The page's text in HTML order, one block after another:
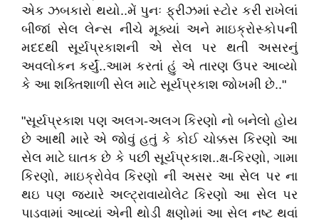
એક ઝબકારો થયો..મેં પુનઃ ફ્રીઝમાં સ્ટોર કરી રાખેલાં
બીજાં સેલ લેન્સ નીચે મૂક્યાં અને માઇક્રોસ્કોપની
મદદથી સૂર્યપ્રકાશની એ સેલ પર થતી અસરનું
અવલોકન કર્યું..આમ કરતાં હું એ તારણ ઉપર આવ્યો
કે આ શક્તિશાળી સેલ માટે સૂર્યપ્રકાશ જોખમી છે.."
"સૂર્યપ્રકાશ પણ અલગ-અલગ કિરણો નો બનેલો હોય
છે આથી મારે એ જોવું હતું કે કોઈ ચોક્કસ કિરણો આ
સેલ માટે ઘાતક છે કે પછી સૂર્યપ્રકાશ..ક્ષ-કિરણો, ગામા
કિરણો, માઇક્રોવેવ કિરણો ની અસર આ સેલ પર ના
થઇ પણ જ્યારે અલ્ટ્રાવાયોલેટ કિરણો આ સેલ પર
પાડવામાં આવ્યાં એની થોડી ક્ષણોમાં આ સેલ નષ્ટ થવાં